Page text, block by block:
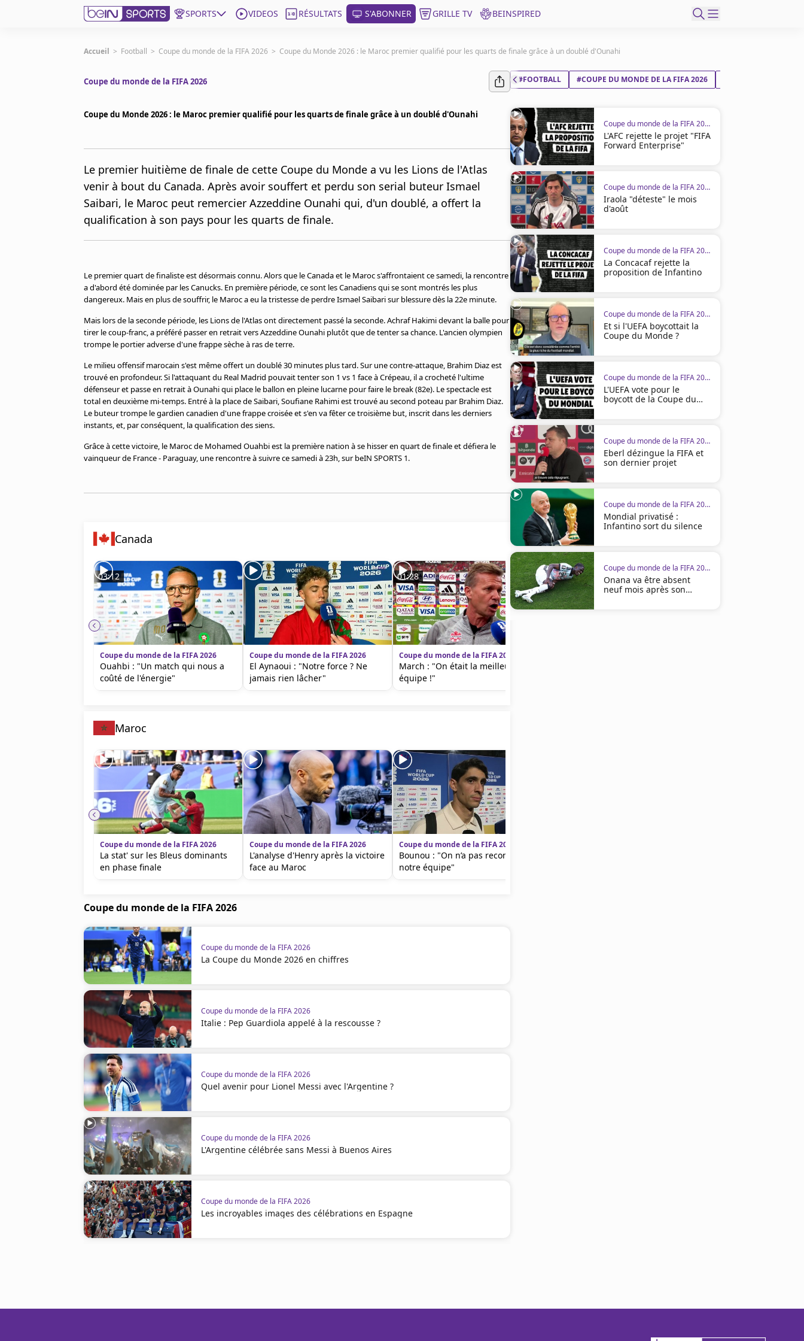
SPORTS VIDEOS RÉSULTATS S'ABONNER GRILLE TV BEINSPIRED
beIN SPORTS CONNECT
France
Gérer les notifications
Contactez nous
Protection des données
Paramétrer mon consentement
Accueil > Football > Coupe du monde de la FIFA 2026 > Coupe du Monde 2026 : le Maroc premier qualifié pour les quarts de finale grâce à un doublé d'Ounahi
Coupe du monde de la FIFA 2026
Coupe du Monde 2026 : le Maroc premier qualifié pour les quarts de finale grâce à un doublé d'Ounahi
Le premier huitième de finale de cette Coupe du Monde a vu les Lions de l'Atlas
venir à bout du Canada. Après avoir souffert et perdu son serial buteur Ismael
Saibari, le Maroc peut remercier Azzeddine Ounahi qui, d'un doublé, a offert la
qualification à son pays pour les quarts de finale.
Le premier quart de finaliste est désormais connu. Alors que le Canada et le Maroc s'affrontaient ce samedi, la rencontre
a d'abord été dominée par les Canucks. En première période, ce sont les Canadiens qui se sont montrés les plus
dangereux. Mais en plus de souffrir, le Maroc a eu la tristesse de perdre Ismael Saibari sur blessure dès la 22e minute.
Mais lors de la seconde période, les Lions de l'Atlas ont directement passé la seconde. Achraf Hakimi devant la balle pour
tirer le coup-franc, a préféré passer en retrait vers Azzeddine Ounahi plutôt que de tenter sa chance. L'ancien olympien
trompe le portier adverse d'une frappe sèche à ras de terre.
Le milieu offensif marocain s'est même offert un doublé 30 minutes plus tard. Sur une contre-attaque, Brahim Diaz est
trouvé en profondeur. Si l'attaquant du Real Madrid pouvait tenter son 1 vs 1 face à Crépeau, il a crocheté l'ultime
défenseur et passe en retrait à Ounahi qui place le ballon en pleine lucarne pour faire le break (82e). Le spectacle est
total en deuxième mi-temps. Entré à la place de Saibari, Soufiane Rahimi est trouvé au second poteau par Brahim Diaz.
Le buteur trompe le gardien canadien d'une frappe croisée et s'en va fêter ce troisième but, inscrit dans les derniers
instants, et, par conséquent, la qualification des siens.
Grâce à cette victoire, le Maroc de Mohamed Ouahbi est la première nation à se hisser en quart de finale et défiera le
vainqueur de France - Paraguay, une rencontre à suivre ce samedi à 23h, sur beIN SPORTS 1.
Canada
03:12
Coupe du monde de la FIFA 2026
Ouahbi : "Un match qui nous a
coûté de l'énergie"
Coupe du monde de la FIFA 2026
El Aynaoui : "Notre force ? Ne
jamais rien lâcher"
01:28
Coupe du monde de la FIFA 2026
March : "On était la meilleure
équipe !"
02:39
Maroc
Coupe du monde de la FIFA 2026
La stat' sur les Bleus dominants
en phase finale
Coupe du monde de la FIFA 2026
L'analyse d'Henry après la victoire
face au Maroc
Coupe du monde de la FIFA 2026
Bounou : "On n’a pas reconnu
notre équipe"
Coupe du monde de la FIFA 2026
Coupe du monde de la FIFA 2026
La Coupe du Monde 2026 en chiffres
Coupe du monde de la FIFA 2026
Italie : Pep Guardiola appelé à la rescousse ?
Coupe du monde de la FIFA 2026
Quel avenir pour Lionel Messi avec l'Argentine ?
Coupe du monde de la FIFA 2026
L'Argentine célébrée sans Messi à Buenos Aires
Coupe du monde de la FIFA 2026
Les incroyables images des célébrations en Espagne
#FOOTBALL #COUPE DU MONDE DE LA FIFA 2026
Coupe du monde de la FIFA 2026
L'AFC rejette le projet "FIFA
Forward Enterprise"
Coupe du monde de la FIFA 2026
Iraola "déteste" le mois
d'août
Coupe du monde de la FIFA 2026
La Concacaf rejette la
proposition de Infantino
Coupe du monde de la FIFA 2026
Et si l'UEFA boycottait la
Coupe du Monde ?
Coupe du monde de la FIFA 2026
L'UEFA vote pour le
boycott de la Coupe du
Coupe du monde de la FIFA 2026
Eberl dézingue la FIFA et
son dernier projet
Coupe du monde de la FIFA 2026
Mondial privatisé :
Infantino sort du silence
Coupe du monde de la FIFA 2026
Onana va être absent
neuf mois après son